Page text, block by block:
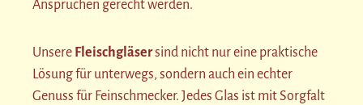
Ansprüchen gerecht werden.
Unsere Fleischgläsersind nicht nur eine praktische
Lösung für unterwegs, sondern auch ein echter
Genuss für Feinschmecker. Jedes Glas ist mit Sorgfalt